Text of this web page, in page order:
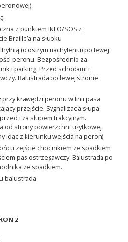
z punktem INFO/SOS z
Braille’a na słupku
(o ostrym nachyleniu) po lewej
peronu. Bezpośrednio za
i parking. Przed schodami i
Balustrada po lewej stronie
przy krawędzi peronu w linii pasa
przejście. Sygnalizacja słupa
i za słupem trakcyjnym.
od strony powierzchni użytkowej
idąc z kierunku wejścia na peron)
zejście chodnikiem ze spadkiem
pas ostrzegawczy. Balustrada po
ze spadkiem.
balustrada.
2